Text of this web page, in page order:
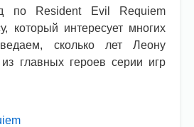
по Resident Evil Requiem
который интересует многих
сколько лет Леону
главных героев серии игр